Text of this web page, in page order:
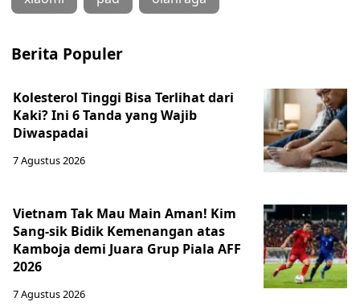
Berita Populer
Kolesterol Tinggi Bisa Terlihat dari
Kaki? Ini 6 Tanda yang Wajib
Diwaspadai
7 Agustus 2026
Vietnam Tak Mau Main Aman! Kim
Sang-sik Bidik Kemenangan atas
Kamboja demi Juara Grup Piala AFF
2026
7 Agustus 2026